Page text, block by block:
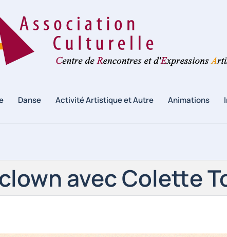
Danse Activité Artistique et Autre Animations
avec Colette